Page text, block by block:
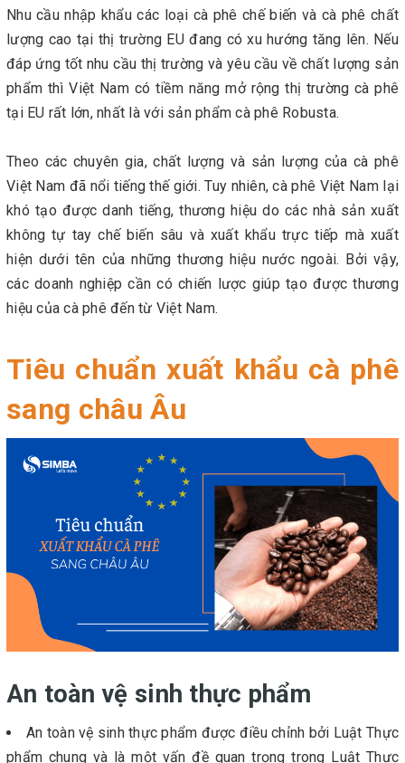
Nhu cầu nhập khẩu các loại cà phê chế biến và cà phê chất
lượng cao tại thị trường EU đang có xu hướng tăng lên. Nếu
đáp ứng tốt nhu cầu thị trường và yêu cầu về chất lượng sản
phẩm thì Việt Nam có tiềm năng mở rộng thị trường cà phê
tại EU rất lớn, nhất là với sản phẩm cà phê Robusta.
Theo các chuyên gia, chất lượng và sản lượng của cà phê
Việt Nam đã nổi tiếng thế giới. Tuy nhiên, cà phê Việt Nam lại
khó tạo được danh tiếng, thương hiệu do các nhà sản xuất
không tự tay chế biến sâu và xuất khẩu trực tiếp mà xuất
hiện dưới tên của những thương hiệu nước ngoài. Bởi vậy,
các doanh nghiệp cần có chiến lược giúp tạo được thương
hiệu của cà phê đến từ Việt Nam.
Tiêu chuẩn xuất khẩu cà phê
sang châu Âu
An toàn vệ sinh thực phẩm
An toàn vệ sinh thực phẩm được điều chỉnh bởi Luật Thực
phẩm chung và là một vấn đề quan trọng trong Luật Thực